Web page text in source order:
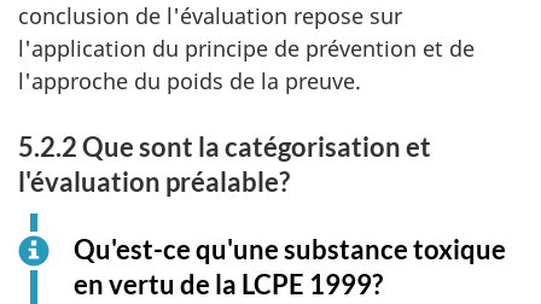
conclusion de l'évaluation repose sur
l'application du principe de prévention et de
l'approche du poids de la preuve.
5.2.2 Que sont la catégorisation et
l'évaluation préalable?
Qu'est-ce qu'une substance toxique
en vertu de la LCPE 1999?